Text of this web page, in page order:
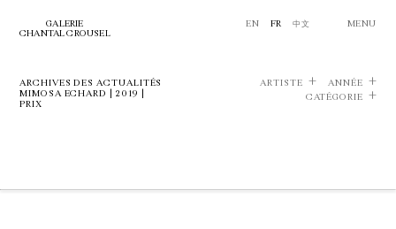
GALERIE
CHANTAL CROUSEL
EN FR 中文 MENU
ARCHIVES DES ACTUALITÉS
MIMOSA ECHARD | 2019 |
PRIX
ARTISTE
ANNÉE
CATÉGORIE